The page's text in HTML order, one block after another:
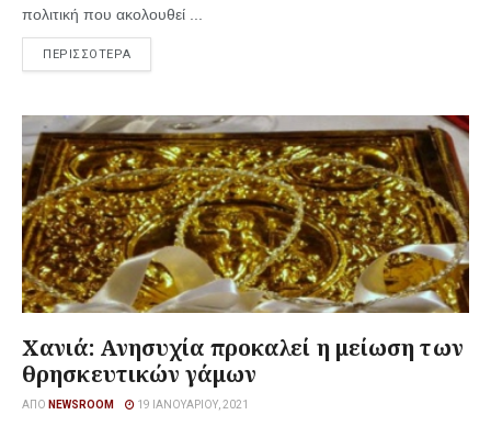
πολιτική που ακολουθεί ...
ΠΕΡΙΣΣΟΤΕΡΑ
Χανιά: Ανησυχία προκαλεί η μείωση των
θρησκευτικών γάμων
ΑΠΌ NEWSROOM 19 ΙΑΝΟΥΑΡΊΟΥ, 2021